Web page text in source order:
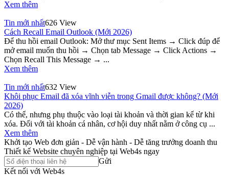
Xem thêm
Tin mới nhất626 View
Cách Recall Email Outlook (Mới 2026)
Để thu hồi email Outlook: Mở thư mục Sent Items → Click đúp để
mở email muốn thu hồi → Chọn tab Message → Click Actions →
Chọn Recall This Message → ...
Xem thêm
Tin mới nhất632 View
Khôi phục Email đã xóa vĩnh viễn trong Gmail được không? (Mới
2026)
Có thể, nhưng phụ thuộc vào loại tài khoản và thời gian kể từ khi
xóa. Đối với tài khoản cá nhân, cơ hội duy nhất nằm ở công cụ ...
Xem thêm
Khởi tạo Web đơn giản - Dễ vận hành - Dễ tăng trưởng doanh thu
Thiết kế Website chuyên nghiệp tại Web4s ngay
Gửi
Kết nối với Web4s